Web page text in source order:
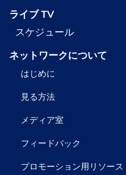
ライブ TV
スケジュール
ネットワークについて
はじめに
見る方法
メディア室
フィードバック
プロモーション用リソース